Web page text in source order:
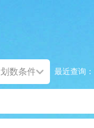
最近查询：